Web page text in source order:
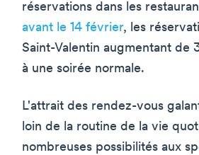
réservations dans les
avant le 14 février, les
Saint-Valentin augmentant de
à une soirée normale.
L'attrait des rendez-vous
loin de la routine de la vie
nombreuses possibilités aux